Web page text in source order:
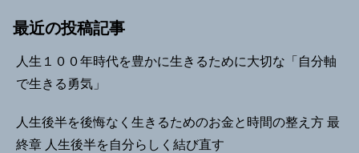
最近の投稿記事
人生１００年時代を豊かに生きるために大切な「自分軸
で生きる勇気」
人生後半を後悔なく生きるためのお金と時間の整え方 最
終章 人生後半を自分らしく結び直す